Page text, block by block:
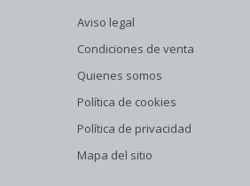
Aviso legal
Condiciones de venta
Quienes somos
Política de cookies
Política de privacidad
Mapa del sitio